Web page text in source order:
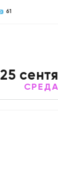
61
25
СРЕДА